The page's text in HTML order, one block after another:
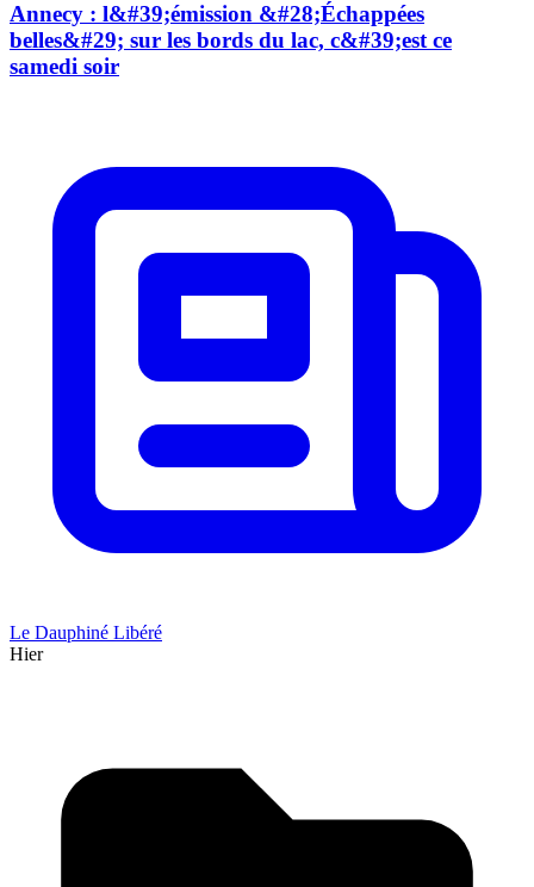
Annecy : l&#39;émission &#28;Échappées
belles&#29; sur les bords du lac, c&#39;est ce
samedi soir
Le Dauphiné Libéré
Hier